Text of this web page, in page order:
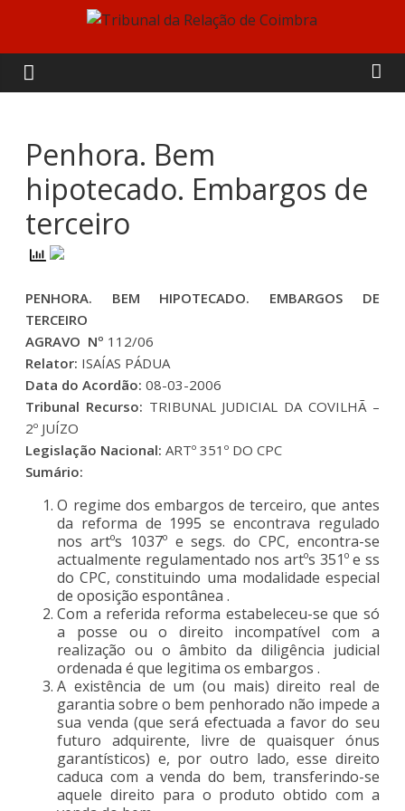
content
Tribunal
da
Relação
de
Coimbra
Penhora. Bem
hipotecado. Embargos de
terceiro
PENHORA. BEM HIPOTECADO. EMBARGOS DE
TERCEIRO
AGRAVO Nº 112/06
Relator: ISAÍAS PÁDUA
Data do Acordão:08-03-2006
Tribunal Recurso: TRIBUNAL JUDICIAL DA COVILHÃ –
2º JUÍZO
Legislação Nacional: ARTº 351º DO CPC
Sumário:
O regime dos embargos de terceiro, que antes
da reforma de 1995 se encontrava regulado
nos artºs 1037º e segs. do CPC, encontra-se
actualmente regulamentado nos artºs 351º e ss
do CPC, constituindo uma modalidade especial
de oposição espontânea .
Com a referida reforma estabeleceu-se que só
a posse ou o direito incompatível com a
realização ou o âmbito da diligência judicial
ordenada é que legitima os embargos .
A existência de um (ou mais) direito real de
garantia sobre o bem penhorado não impede a
sua venda (que será efectuada a favor do seu
futuro adquirente, livre de quaisquer ónus
garantísticos) e, por outro lado, esse direito
caduca com a venda do bem, transferindo-se
aquele direito para o produto obtido com a